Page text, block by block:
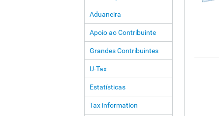
Aduaneira
Apoio ao Contribuinte
Grandes Contribuintes
U-Tax
Estatísticas
Tax information